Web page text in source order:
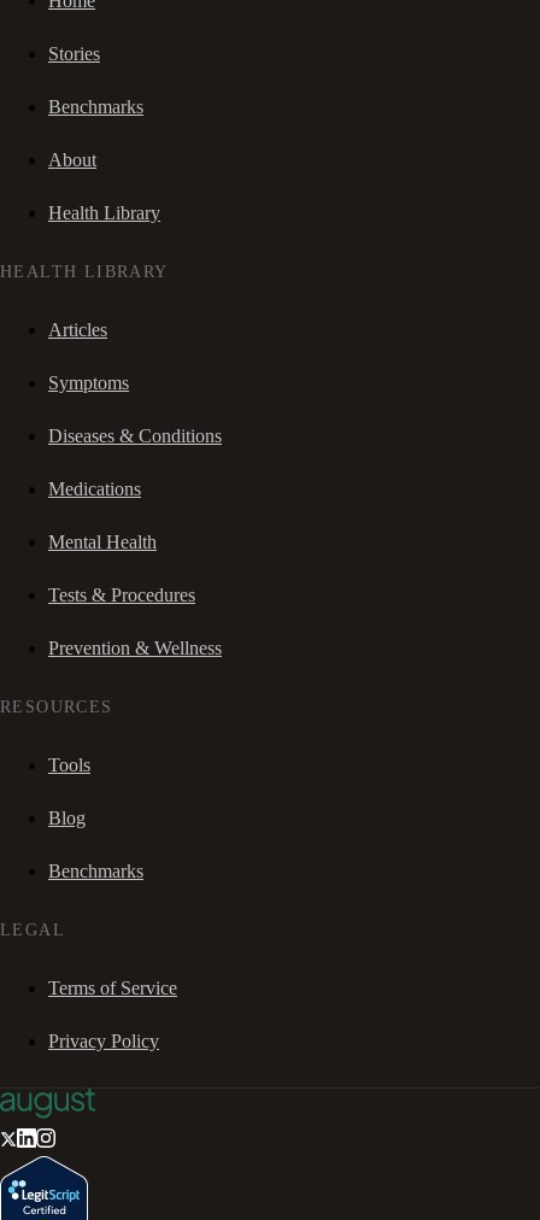
Stories
Benchmarks
About
Health Library
HEALTH LIBRARY
Articles
Symptoms
Diseases & Conditions
Medications
Mental Health
Tests & Procedures
Prevention & Wellness
RESOURCES
Tools
Blog
Benchmarks
LEGAL
Terms of Service
Privacy Policy